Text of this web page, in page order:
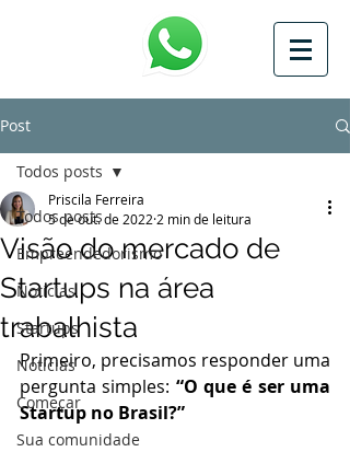
Post
Todos posts
Empreendedorismo
Notícias
Startups
Notícias
Começar
Sua comunidade
Todos posts
Visão do mercado de
Startups na área
trabalhista
Priscila Ferreira
5 de out. de 2022 2 min de leitura
Primeiro, precisamos responder uma
pergunta simples: “O que é ser uma
Startup no Brasil?”